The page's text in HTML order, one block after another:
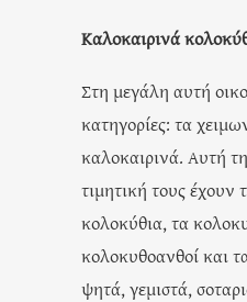
Καλοκαιρινά
Στη μεγάλη αυτή
κατηγορίες: τα
καλοκαιρινά. Αυτή
τιμητική τους έχουν
κολοκύθια, τα
κολοκυθοανθοί και
ψητά, γεμιστά,